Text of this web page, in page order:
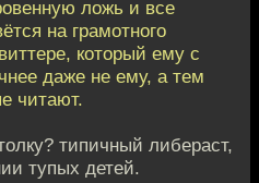
ложь и все
на грамотного
который ему с
даже не ему, а тем
читают.
типичный либераст,
тупых детей.